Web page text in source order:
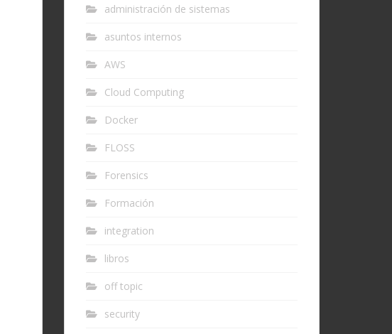
administración de sistemas
asuntos internos
AWS
Cloud Computing
Docker
FLOSS
Forensics
Formación
integration
libros
off topic
security